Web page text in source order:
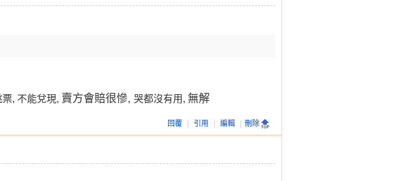
, 不能兌現, 賣方會賠很慘, 哭都沒有用, 無解
回覆 引用 編輯 刪除